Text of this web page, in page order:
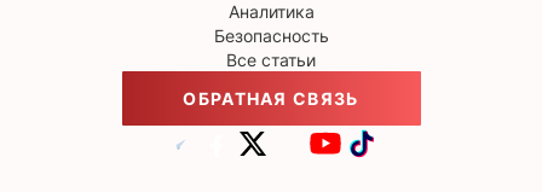
Аналитика
Безопасность
Все статьи
ОБРАТНАЯ СВЯЗЬ